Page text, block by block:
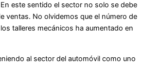
este sentido el sector no solo se debe
ventas. No olvidemos que el número de
talleres mecánicos ha aumentado en
al sector del automóvil como uno